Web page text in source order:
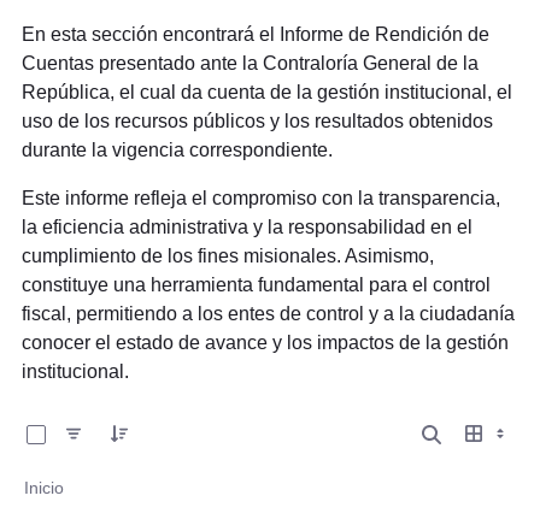
En esta sección encontrará el Informe de Rendición de
Cuentas presentado ante la Contraloría General de la
República, el cual da cuenta de la gestión institucional, el
uso de los recursos públicos y los resultados obtenidos
durante la vigencia correspondiente.
Este informe refleja el compromiso con la transparencia,
la eficiencia administrativa y la responsabilidad en el
cumplimiento de los fines misionales. Asimismo,
constituye una herramienta fundamental para el control
fiscal, permitiendo a los entes de control y a la ciudadanía
conocer el estado de avance y los impactos de la gestión
institucional.
Inicio